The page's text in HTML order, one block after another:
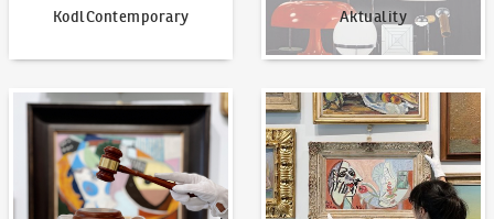
KodlContemporary Aktuality
Jak dražit? Nabídnout dílo